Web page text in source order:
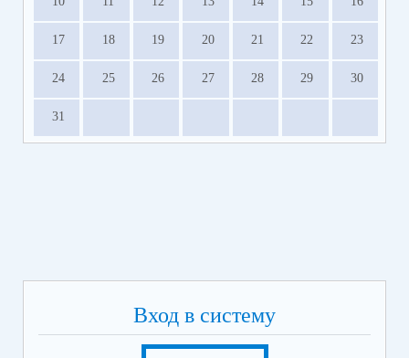
17 18 19 20 21 22 23
24 25 26 27 28 29 30
31
Вход в систему